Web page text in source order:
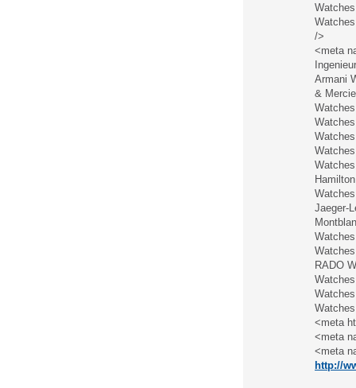
/>
<meta
Armani
&
Jaeger-
RADO
<meta
<meta
<meta
http://